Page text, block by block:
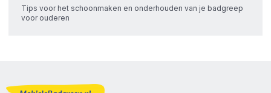
Tips voor het schoonmaken en onderhouden van je badgreep
voor ouderen